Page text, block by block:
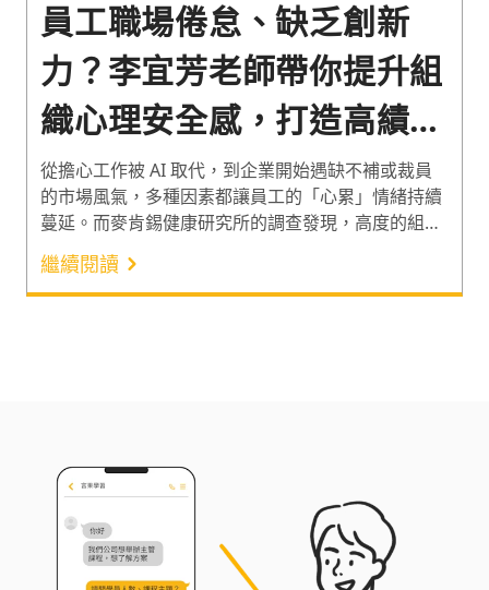
員工職場倦怠、缺乏創新
力？李宜芳老師帶你提升組
織心理安全感，打造高績效
團隊
從擔心工作被 AI 取代，到企業開始遇缺不補或裁員
的市場風氣，多種因素都讓員工的「心累」情緒持續
蔓延。而麥肯錫健康研究所的調查發現，高度的組織
支持、心理安全感、韌性與適應力，與員工的高投入
度與創新能力息息相關。得分高的員工，其投入與創
新程度是低分者的 6 倍¹。因此，在「安全感」成為
繼續閱讀